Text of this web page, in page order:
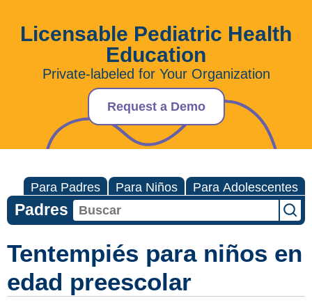
Licensable Pediatric Health
Education
Private-labeled for Your Organization
Request a Demo
Para Padres Para Niños Para Adolescentes
Padres
Tentempiés para niños en
edad preescolar